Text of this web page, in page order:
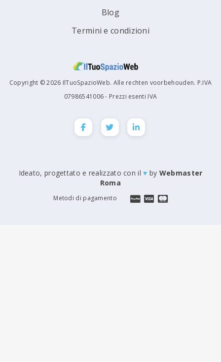
Blog
Termini e condizioni
Copyright © 2026 IlTuoSpazioWeb. Alle rechten voorbehouden. P.IVA
07986541006 - Prezzi esenti IVA
Ideato, progettato e realizzato con il♥ by Webmaster
Roma
Metodi di pagamento